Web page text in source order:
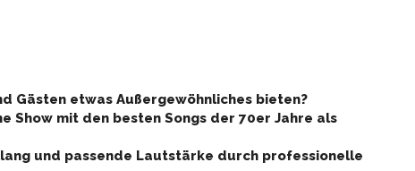
Gästen etwas Außergewöhnliches bieten?
Show mit den besten Songs der 70er Jahre als
und passende Lautstärke durch professionelle